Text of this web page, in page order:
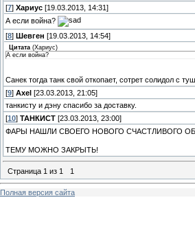
[7] Хариус [19.03.2013, 14:31]
А если война?
[8] Шевген [19.03.2013, 14:54]
Цитата (Хариус)
А если война?
Cанек тогда танк свой откопает, сотрет солидол с
[9] Axel [23.03.2013, 21:05]
танкисту и дэну спасибо за доставку.
[10] ТАНКИСТ [23.03.2013, 23:00]
ФАРЫ НАШЛИ СВОЕГО НОВОГО СЧАСТЛИВОГО
ТЕМУ МОЖНО ЗАКРЫТЬ!
Страница 1 из 1 1
Полная версия сайта